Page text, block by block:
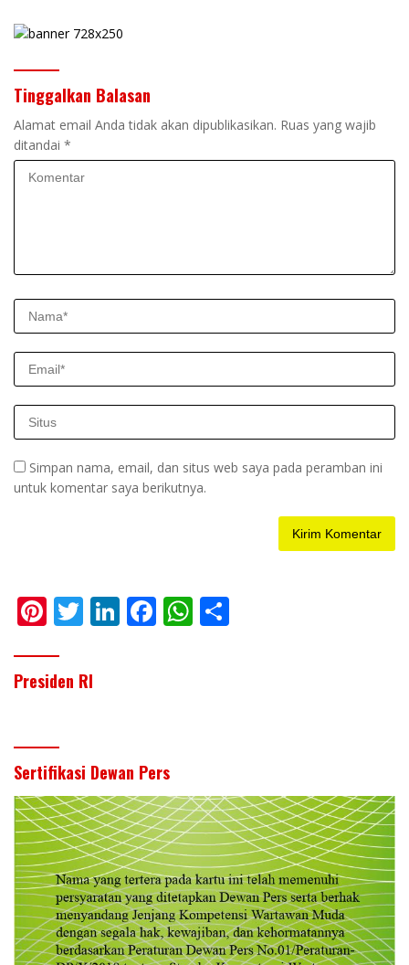
Tinggalkan Balasan
Alamat email Anda tidak akan dipublikasikan. Ruas yang wajib
ditandai *
Simpan nama, email, dan situs web saya pada peramban ini
untuk komentar saya berikutnya.
Pi
er
e
T
itt
er
Li F
k
W
p
Presiden RI
Sertifikasi Dewan Pers